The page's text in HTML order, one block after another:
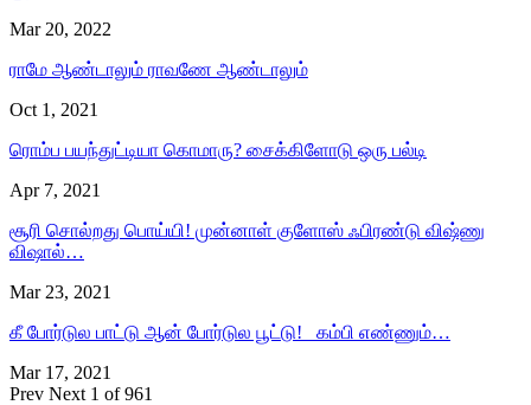
Mar 20, 2022
ராமே ஆண்டாலும் ராவணே ஆண்டாலும்
Oct 1, 2021
ரொம்ப பயந்துட்டியா கொமாரு? சைக்கிளோடு ஒரு பல்டி
Apr 7, 2021
சூரி சொல்றது பொய்யி! முன்னாள் குளோஸ் ஃபிரண்டு விஷ்ணு
விஷால்…
Mar 23, 2021
கீ போர்டுல பாட்டு ஆன் போர்டுல பூட்டு! கம்பி எண்ணும்…
Mar 17, 2021
Prev Next 1 of 961